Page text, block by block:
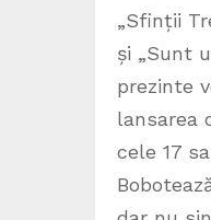
„Sfinții
și „Sunt
prezinte
lansarea
cele 17